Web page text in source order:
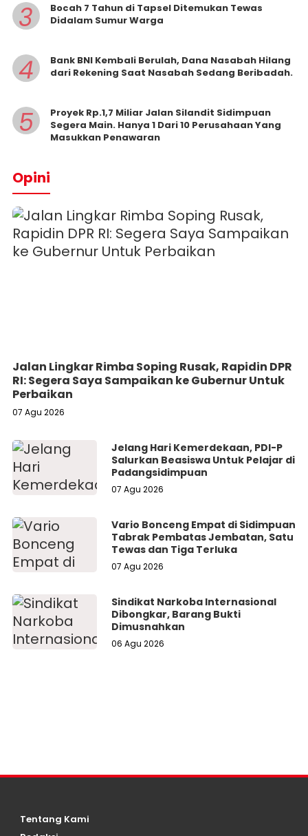
3
Bocah 7 Tahun di Tapsel Ditemukan Tewas
Didalam Sumur Warga
4
Bank BNI Kembali Berulah, Dana Nasabah Hilang
dari Rekening Saat Nasabah Sedang Beribadah.
5
Proyek Rp.1,7 Miliar Jalan Silandit Sidimpuan
Segera Main. Hanya 1 Dari 10 Perusahaan Yang
Masukkan Penawaran
Opini
Jalan Lingkar Rimba Soping Rusak, Rapidin DPR
RI: Segera Saya Sampaikan ke Gubernur Untuk
Perbaikan
07 Agu 2026
Jelang Hari Kemerdekaan, PDI-P
Salurkan Beasiswa Untuk Pelajar di
Padangsidimpuan
07 Agu 2026
Vario Bonceng Empat di Sidimpuan
Tabrak Pembatas Jembatan, Satu
Tewas dan Tiga Terluka
07 Agu 2026
Sindikat Narkoba Internasional
Dibongkar, Barang Bukti
Dimusnahkan
06 Agu 2026
Tentang Kami